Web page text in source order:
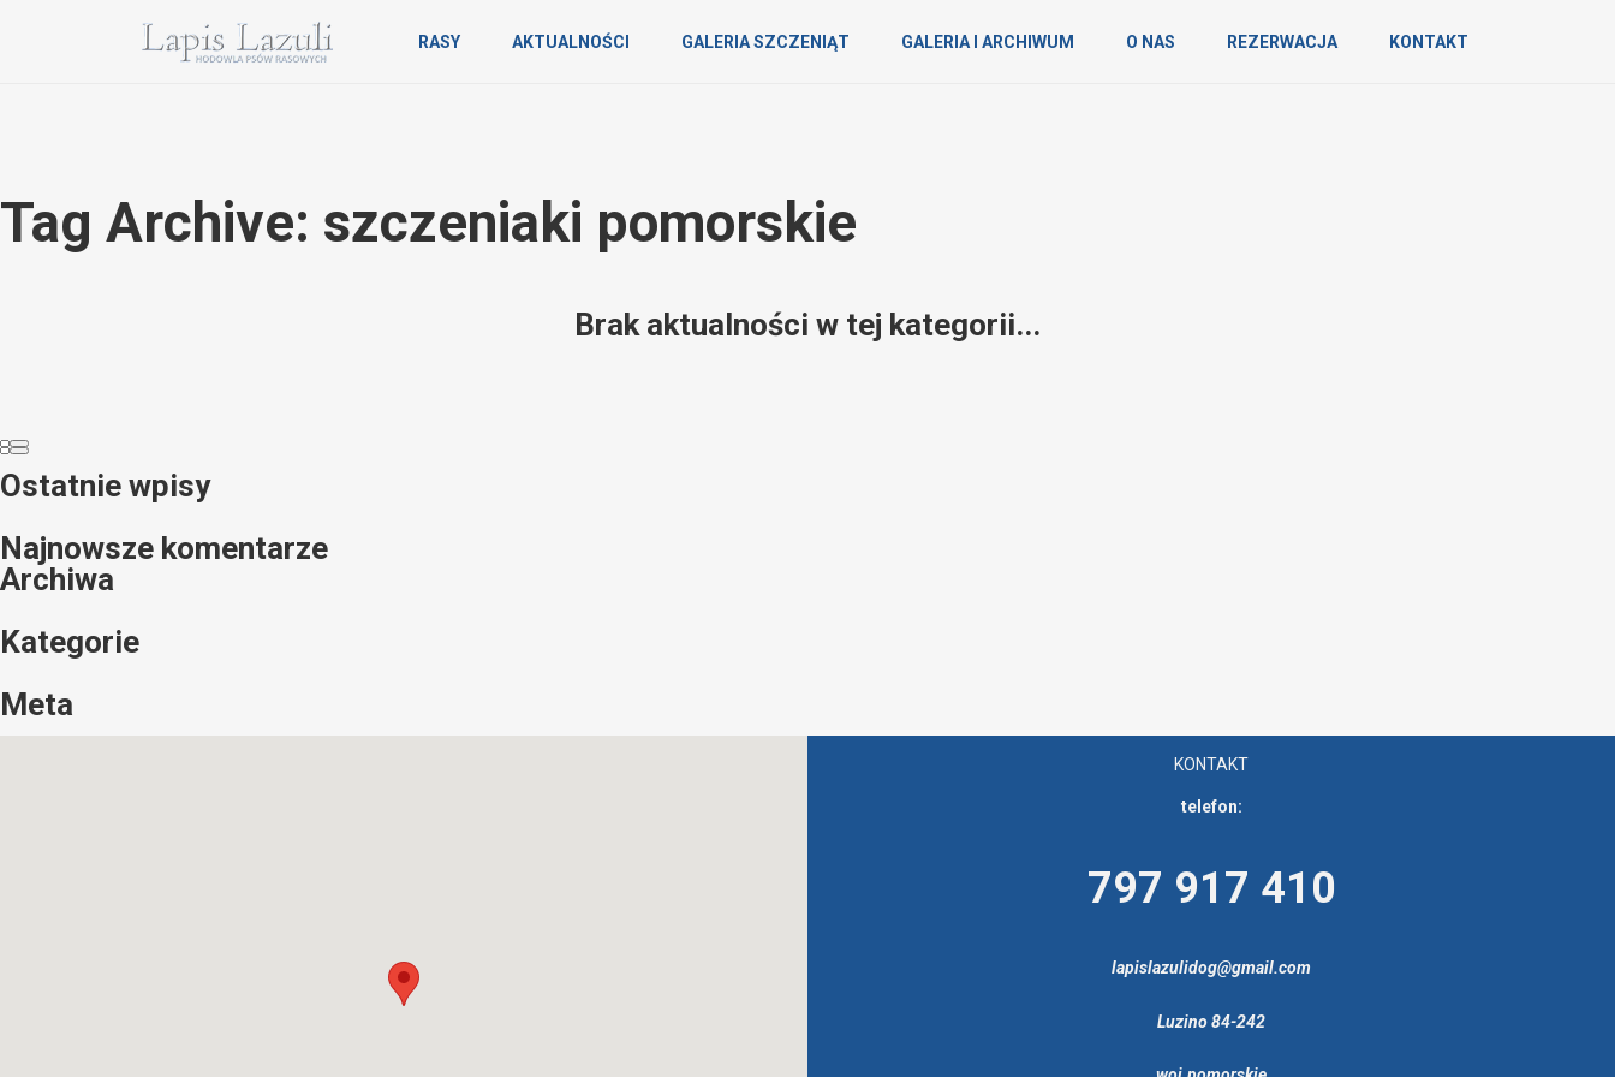
RASY AKTUALNOŚCI GALERIA SZCZENIĄT GALERIA I ARCHIWUM O NAS REZERWACJA KONTAKT
Tag Archive: szczeniaki pomorskie
Brak aktualności w tej kategorii...
Ostatnie wpisy
Najnowsze komentarze
Archiwa
Kategorie
Meta
KONTAKT
telefon:
797 917 410
lapislazulidog@gmail.com
Luzino 84-242